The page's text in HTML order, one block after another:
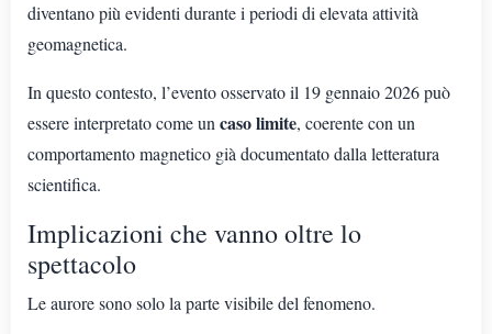
diventano più evidenti durante i periodi di elevata attività
geomagnetica.
In questo contesto, l’evento osservato il 19 gennaio 2026 può
essere interpretato come un caso limite, coerente con un
comportamento magnetico già documentato dalla letteratura
scientifica.
Implicazioni che vanno oltre lo
spettacolo
Le aurore sono solo la parte visibile del fenomeno.